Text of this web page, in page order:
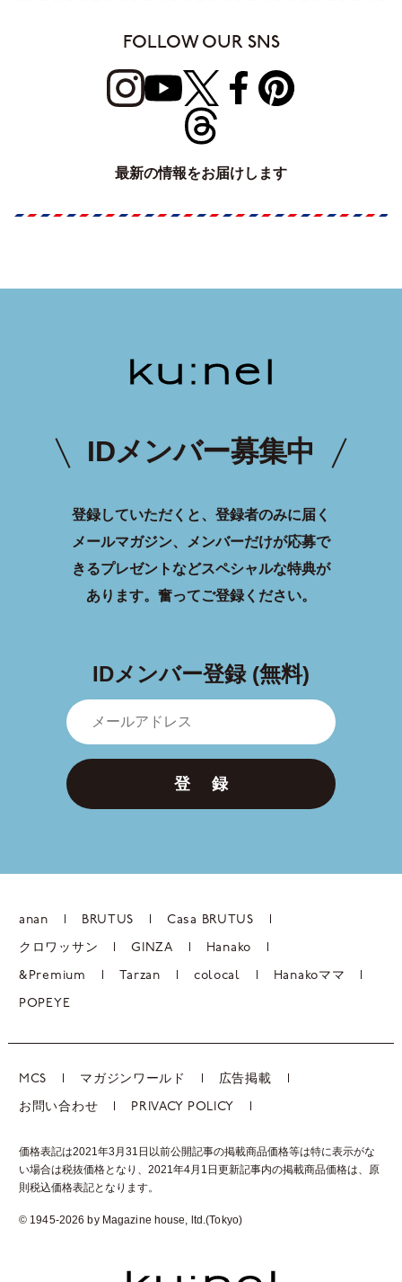
FOLLOW OUR SNS
最新の情報をお届けします
IDメンバー募集中
登録していただくと、登録者のみに届く
メールマガジン、メンバーだけが応募で
きるプレゼントなどスペシャルな特典が
あります。 奮ってご登録ください。
IDメンバー登録 (無料)
登 録
anan BRUTUS Casa BRUTUS
クロワッサン GINZA Hanako
&Premium Tarzan colocal Hanakoママ
POPEYE
MCS マガジンワールド 広告掲載
お問い合わせ PRIVACY POLICY
価格表記は2021年3月31日以前公開記事の掲載商品価格等は特に表示がな
い場合は税抜価格となり、2021年4月1日更新記事内の掲載商品価格は、 原
則税込価格表記となります。
© 1945-2026 by Magazine house, ltd.(Tokyo)